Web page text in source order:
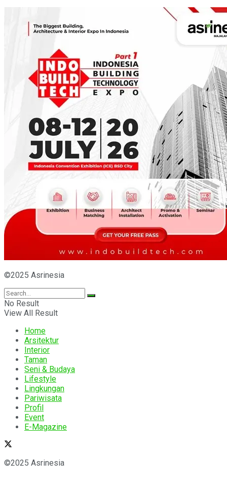
©2025 Asrinesia
No Result
View All Result
Home
Arsitektur
Interior
Taman
Seni & Budaya
Lifestyle
Lingkungan
Pariwisata
Profil
Event
E-Magazine
©2025 Asrinesia